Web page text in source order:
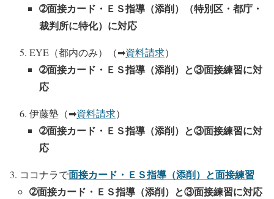
➁面接カード・ＥＳ指導（添削）（特別区・都庁・
裁判所に特化）に対応
EYE（都内のみ）（➡資料請求）
➁面接カード・ＥＳ指導（添削）と③面接練習に対
応
伊藤塾（➡資料請求）
➁面接カード・ＥＳ指導（添削）と③面接練習に対
応
ココナラで面接カード・ＥＳ指導（添削）と面接練習
➁面接カード・ＥＳ指導（添削）と③面接練習に対応